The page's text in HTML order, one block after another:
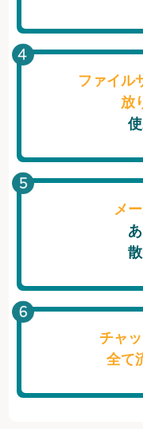
ファイル
放
メ
チャ
全て